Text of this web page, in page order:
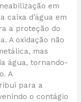
em
caixa d’água em
a proteção do
A oxidação não
mas
água, tornando-
A
para a
o contágio